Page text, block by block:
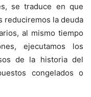
se traduce en que
reduciremos la deuda
al mismo tiempo
ejecutamos los
de la historia del
congelados o